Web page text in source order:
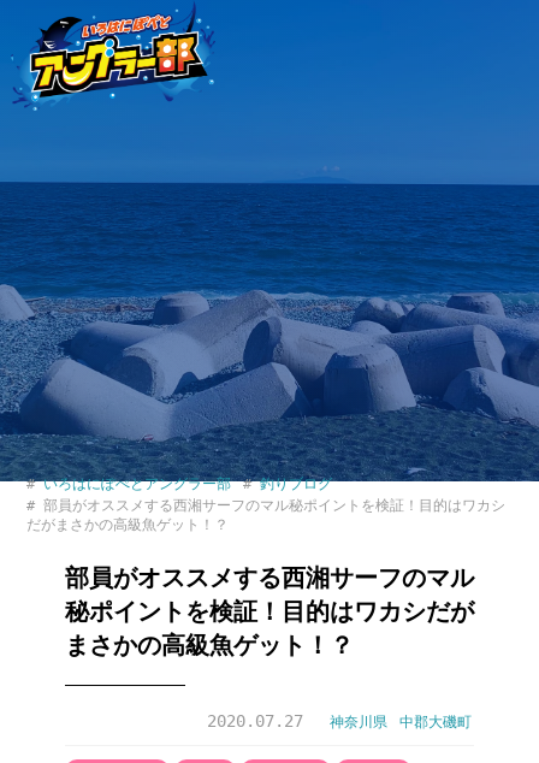
いろはにぽぺとアングラー部
釣りブログ
部員がオススメする西湘サーフのマル秘ポイントを検証！目的はワカシ
だがまさかの高級魚ゲット！？
部員がオススメする西湘サーフのマル
秘ポイントを検証！目的はワカシだが
まさかの高級魚ゲット！？
2020.07.27 神奈川県 中郡大磯町